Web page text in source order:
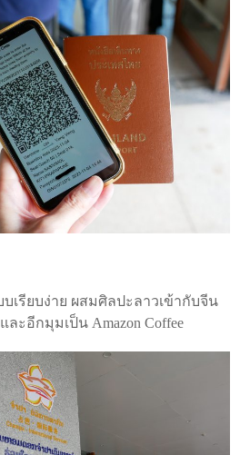
เรียบง่าย ผสมศิลปะลาวเข้ากับจีน
ละอีกมุมเป็น Amazon Coffee